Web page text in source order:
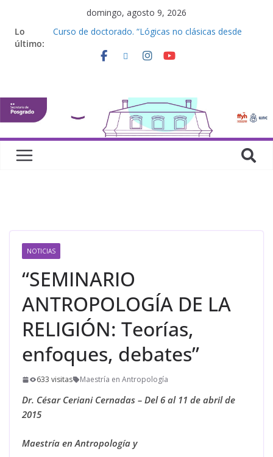
domingo, agosto 9, 2026
Lo
último:
Curso de doctorado. “Lógicas no clásicas desde
Seminario de posgrado. “Debates Actuales en
Curso de doctorado “Mirar, juzgar, sentir”
Defensas de Tesis y Trabajos Finales | Agosto
NOTICIAS
“SEMINARIO
ANTROPOLOGÍA DE LA
RELIGIÓN: Teorías,
enfoques, debates”
633 visitas Maestría en Antropología
Dr. César Ceriani Cernadas – Del 6 al 11 de abril de
2015
Maestría en Antropología y